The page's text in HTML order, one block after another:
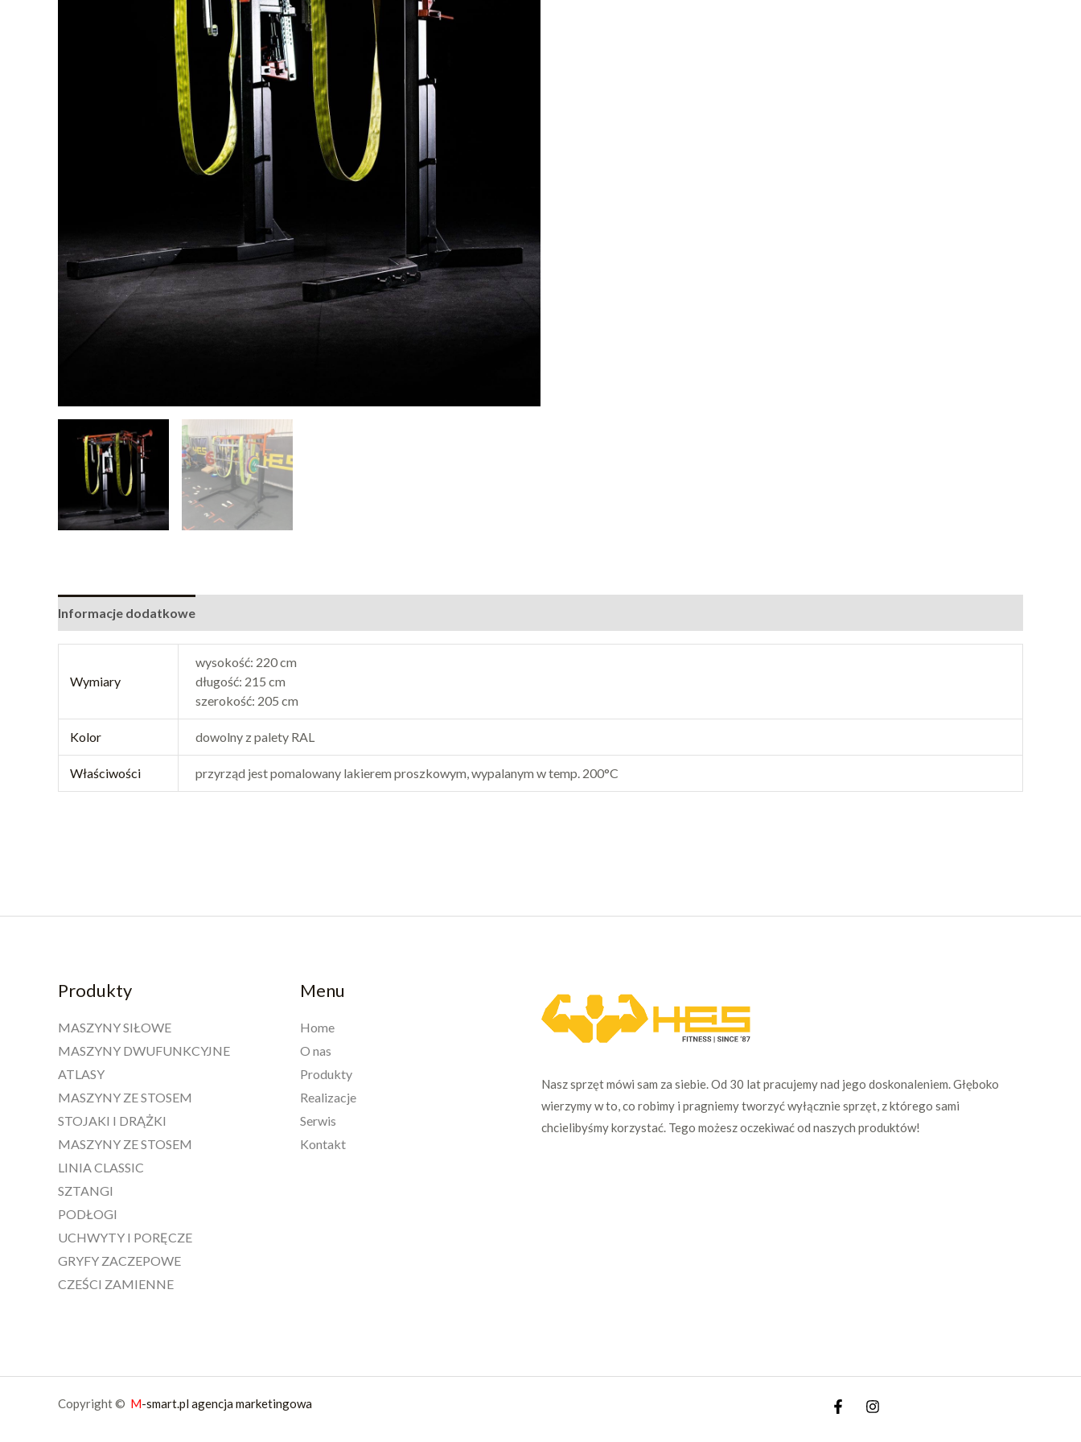
Informacje dodatkowe
Wymiary
wysokość: 220 cm
długość: 215 cm
szerokość: 205 cm
Kolor dowolny z palety RAL
Właściwości przyrząd jest pomalowany lakierem proszkowym, wypalanym w temp. 200°C
Produkty
MASZYNY SIŁOWE
MASZYNY DWUFUNKCYJNE
ATLASY
MASZYNY ZE STOSEM
STOJAKI I DRĄŻKI
MASZYNY ZE STOSEM
LINIA CLASSIC
SZTANGI
PODŁOGI
UCHWYTY I PORĘCZE
GRYFY ZACZEPOWE
CZEŚCI ZAMIENNE
Menu
Home
O nas
Produkty
Realizacje
Serwis
Kontakt
Nasz sprzęt mówi sam za siebie. Od 30 lat pracujemy nad jego doskonaleniem. Głęboko
wierzymy w to, co robimy i pragniemy tworzyć wyłącznie sprzęt, z którego sami
chcielibyśmy korzystać. Tego możesz oczekiwać od naszych produktów!
Copyright © M-smart.pl agencja marketingowa